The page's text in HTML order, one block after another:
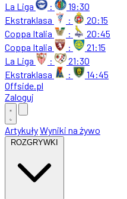
La Liga
:
19:30
Ekstraklasa
:
20:15
Coppa Italia
:
20:45
Coppa Italia
:
21:15
La Liga
:
21:30
Ekstraklasa
:
14:45
Offside.pl
Zaloguj
ArtykułyWyniki na żywo
ROZGRYWKI